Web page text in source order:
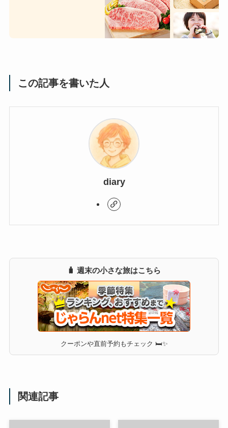
この記事を書いた人
diary
🧳 週末の小さな旅はこちら
クーポンや直前予約もチェック 🛏✨
関連記事